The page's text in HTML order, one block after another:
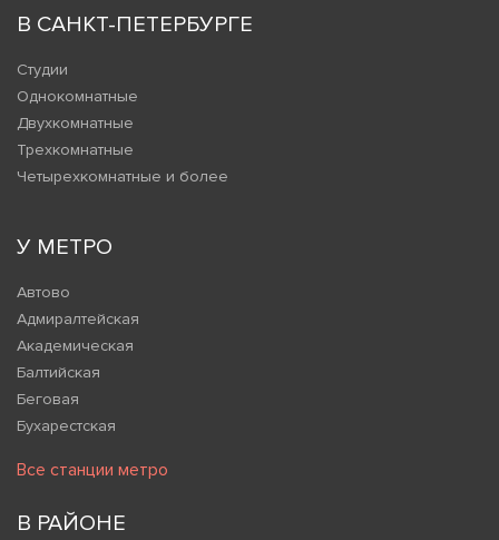
В САНКТ-ПЕТЕРБУРГЕ
Студии
Однокомнатные
Двухкомнатные
Трехкомнатные
Четырехкомнатные и более
У МЕТРО
Автово
Адмиралтейская
Академическая
Балтийская
Беговая
Бухарестская
Все станции метро
В РАЙОНЕ